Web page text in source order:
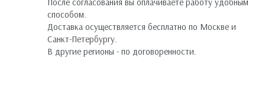
способом.
Доставка осуществляется бесплатно по Москве и
Санкт-Петербургу.
В другие регионы - по договоренности.